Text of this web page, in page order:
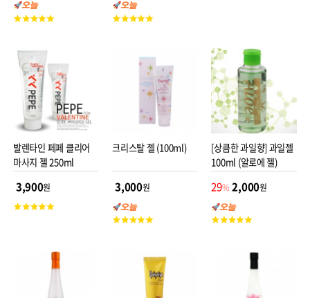
고
점
고
발렌타인 페페 클리어
마사지 젤 250ml
3,900원
고
크리스탈 젤 (100ml)
3,000원
고
[상큼한 과일향] 과일젤
100ml (알로에 젤)
29% 2,000원
고